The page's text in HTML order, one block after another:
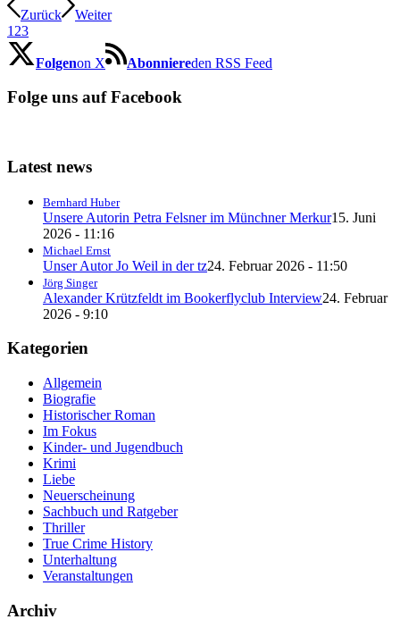
Zurück
Weiter
1 23
Folgenon X Abonniereden RSS Feed
Folge uns auf Facebook
Latest news
Bernhard Huber
Unsere Autorin Petra Felsner im Münchner Merkur15. Juni
2026 - 11:16
Michael Ernst
Unser Autor Jo Weil in der tz24. Februar 2026 - 11:50
Jörg Singer
Alexander Krützfeldt im Bookerflyclub Interview24. Februar
2026 - 9:10
Kategorien
Allgemein
Biografie
Historischer Roman
Im Fokus
Kinder- und Jugendbuch
Krimi
Liebe
Neuerscheinung
Sachbuch und Ratgeber
Thriller
True Crime History
Unterhaltung
Veranstaltungen
Archiv